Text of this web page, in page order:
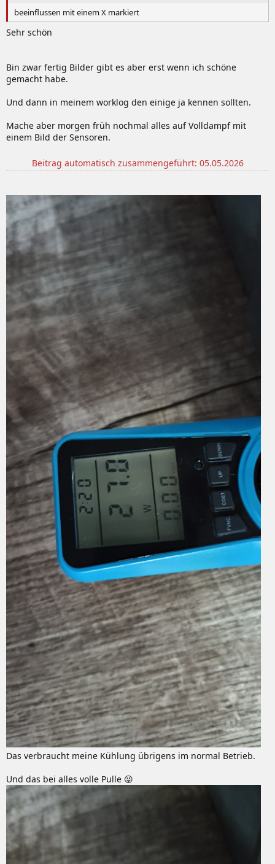
beeinflussen mit einem X markiert
Sehr schön
Bin zwar fertig Bilder gibt es aber erst wenn ich schöne
gemacht habe.
Und dann in meinem worklog den einige ja kennen sollten.
Mache aber morgen früh nochmal alles auf Volldampf mit
einem Bild der Sensoren.
Beitrag automatisch zusammengeführt: 05.05.2026
Das verbraucht meine Kühlung übrigens im normal Betrieb.
Und das bei alles volle Pulle 😜